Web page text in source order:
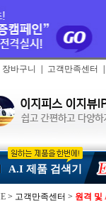
장바구니 고객만족센터
A.I 제품 검색기
> 고객만족센터 > 원격 및